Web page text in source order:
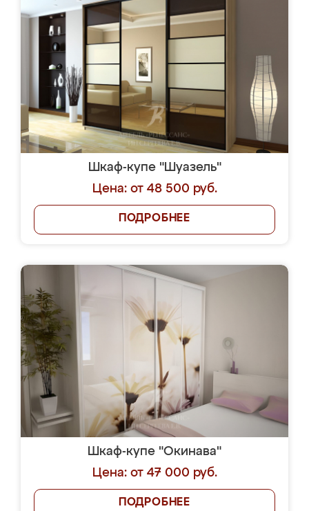
Шкаф-купе "Шуазель"
Цена: от 48 500 руб.
ПОДРОБНЕЕ
Шкаф-купе "Окинава"
Цена: от 47 000 руб.
ПОДРОБНЕЕ